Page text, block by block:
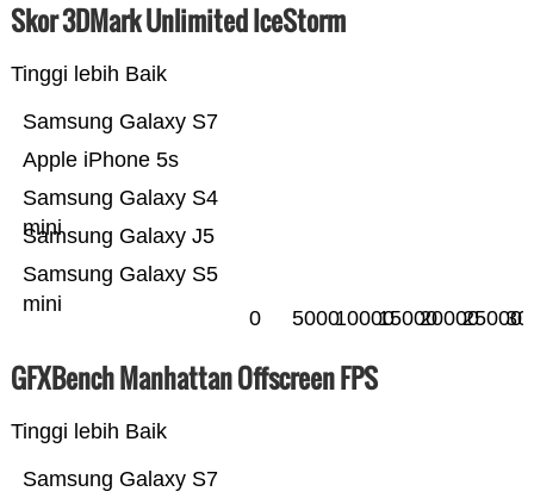
Skor 3DMark Unlimited IceStorm
Tinggi lebih Baik
Samsung Galaxy S5
mini
Samsung Galaxy J5
Samsung Galaxy S4
mini
Apple iPhone 5s
Samsung Galaxy S7
0 500010000150002000025000
GFXBench Manhattan Offscreen FPS
Tinggi lebih Baik
Samsung Galaxy S7